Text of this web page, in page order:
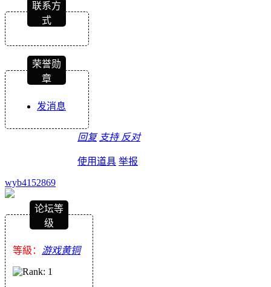
联系方
式
荣誉勋
章
发消息
回复 支持 反对
使用道具 举报
wyb4152869
论坛等
级
等級： 游戏黄铜